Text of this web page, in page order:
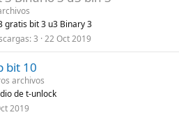
gratis bit 3 u3 Binary 3
3 22 Oct 2019
bit 10
archivos
de t-unlock
2019